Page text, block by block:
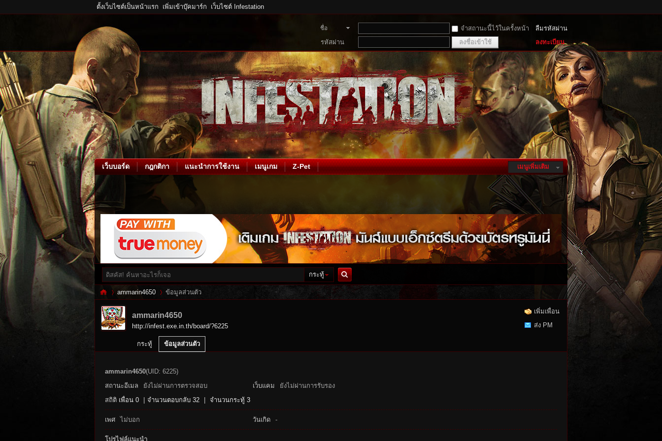
ตั้งเว็บไซต์เป็นหน้าแรก เพิ่มเข้าบุ๊คมาร์ก เว็บไซต์ Infestation
ชื่อ
สมาชิก
จำสถานะนี้ไว้ในครั้งหน้า
ลืมรหัสผ่าน
รหัสผ่าน
ลงชื่อเข้าใช้ ลงทะเบียน
เมนูเพิ่มเติม
เว็บบอร์ด กฎกติกา แนะนำการใช้งาน เมนูเกม Z-Pet
กระทู้
ค้นหา
ammarin4650 ข้อมูลส่วนตัว
เพิ่มเพื่อน
ส่ง PM
ammarin4650
http://infest.exe.in.th/board/?6225
กระทู้ ข้อมูลส่วนตัว
ammarin4650(UID: 6225)
สถานะอีเมล
ยังไม่ผ่านการตรวจสอบ เว็บแคม
ยังไม่ผ่านการรับรอง
สถิติ เพื่อน 0 จำนวนตอบกลับ 32 จำนวนกระทู้ 3
เพศ ไม่บอก วันเกิด -
โปรไฟล์แนะนำ